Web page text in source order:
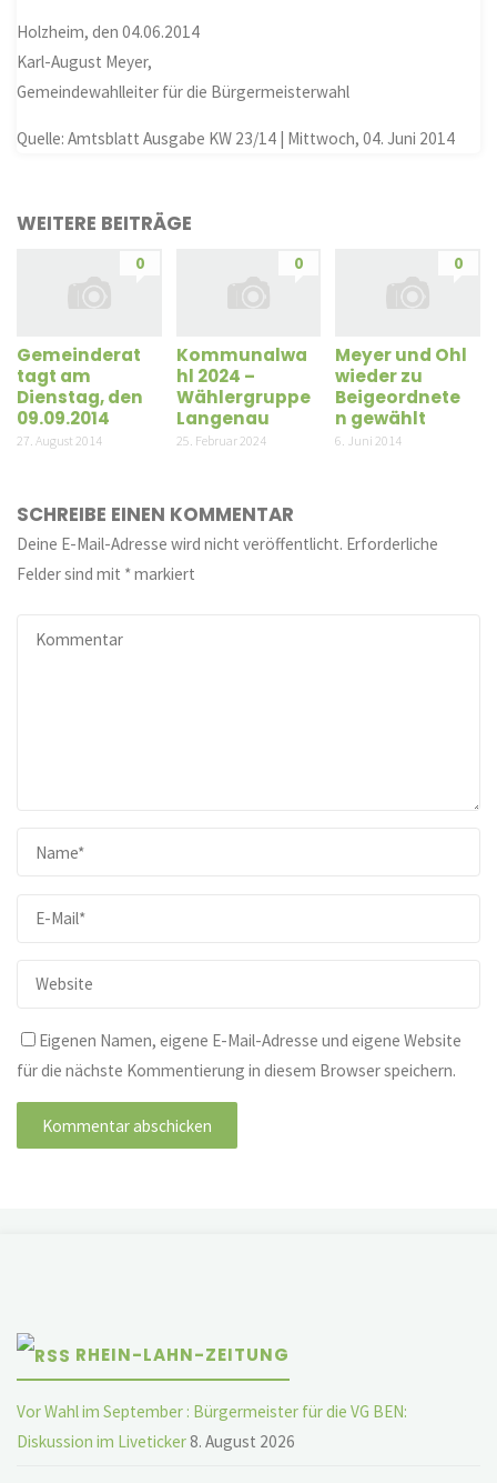
Holzheim, den 04.06.2014
Karl-August Meyer,
Gemeindewahlleiter für die Bürgermeisterwahl
Quelle: Amtsblatt Ausgabe KW 23/14 | Mittwoch, 04. Juni 2014
WEITERE BEITRÄGE
0
Gemeinderat
tagt am
Dienstag, den
09.09.2014
27. August 2014
0
Kommunalwa
hl 2024 –
Wählergruppe
Langenau
25. Februar 2024
0
Meyer und Ohl
wieder zu
Beigeordnete
n gewählt
6. Juni 2014
SCHREIBE EINEN KOMMENTAR
Deine E-Mail-Adresse wird nicht veröffentlicht. Erforderliche
Felder sind mit *markiert
Eigenen Namen, eigene E-Mail-Adresse und eigene Website
für die nächste Kommentierung in diesem Browser speichern.
RHEIN-LAHN-ZEITUNG
Vor Wahl im September : Bürgermeister für die VG BEN:
Diskussion im Liveticker8. August 2026